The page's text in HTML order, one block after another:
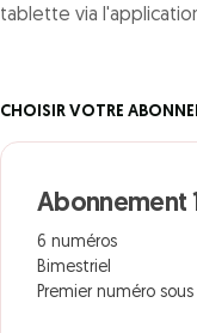
tablette via
CHOISIR VOTRE
Abonnement
6 numéros
Bimestriel
Premier numéro